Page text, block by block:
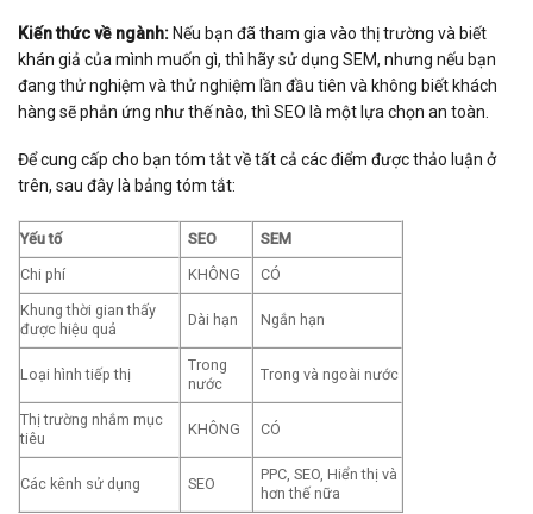
Kiến thức về ngành: Nếu bạn đã tham gia vào thị trường và biết
khán giả của mình muốn gì, thì hãy sử dụng SEM, nhưng nếu bạn
đang thử nghiệm và thử nghiệm lần đầu tiên và không biết khách
hàng sẽ phản ứng như thế nào, thì SEO là một lựa chọn an toàn.
Để cung cấp cho bạn tóm tắt về tất cả các điểm được thảo luận ở
trên, sau đây là bảng tóm tắt:
Yếu tố SEO
SEM
Chi phí
KHÔNG
CÓ
Khung thời gian thấy
được hiệu quả
Dài hạn Ngắn hạn
Loại hình tiếp thị
Trong
nước
Trong và ngoài nước
Thị trường nhắm mục
tiêu
KHÔNG CÓ
Các kênh sử dụng SEO
PPC, SEO, Hiển thị và
hơn thế nữa